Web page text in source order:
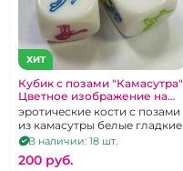
ХИТ
Кубик с позами "Камасутра"
Цветное изображение на
каждой грани 1 шт
эротические кости с позами
из камасутры белые гладкие
В наличии: 18 шт.
200 pуб.